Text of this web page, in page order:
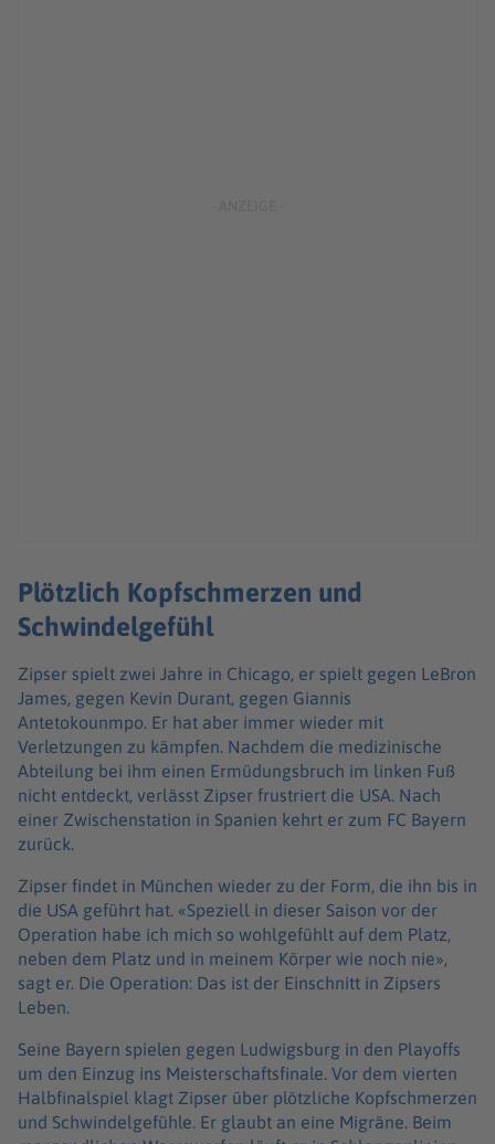
Plötzlich Kopfschmerzen und
Schwindelgefühl
Zipser spielt zwei Jahre in Chicago, er spielt gegen LeBron
James, gegen Kevin Durant, gegen Giannis
Antetokounmpo. Er hat aber immer wieder mit
Verletzungen zu kämpfen. Nachdem die medizinische
Abteilung bei ihm einen Ermüdungsbruch im linken Fuß
nicht entdeckt, verlässt Zipser frustriert die USA. Nach
einer Zwischenstation in Spanien kehrt er zum FC Bayern
zurück.
Zipser findet in München wieder zu der Form, die ihn bis in
die USA geführt hat. «Speziell in dieser Saison vor der
Operation habe ich mich so wohlgefühlt auf dem Platz,
neben dem Platz und in meinem Körper wie noch nie»,
sagt er. Die Operation: Das ist der Einschnitt in Zipsers
Leben.
Seine Bayern spielen gegen Ludwigsburg in den Playoffs
um den Einzug ins Meisterschaftsfinale. Vor dem vierten
Halbfinalspiel klagt Zipser über plötzliche Kopfschmerzen
und Schwindelgefühle. Er glaubt an eine Migräne. Beim